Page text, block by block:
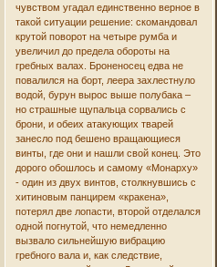
чувством угадал единственно верное в
такой ситуации решение: скомандовал
крутой поворот на четыре румба и
увеличил до предела обороты на
гребных валах. Броненосец едва не
повалился на борт, леера захлестнуло
водой, бурун вырос выше полубака –
но страшные щупальца сорвались с
брони, и обеих атакующих тварей
занесло под бешено вращающиеся
винты, где они и нашли свой конец. Это
дорого обошлось и самому «Монарху»
- один из двух винтов, столкнувшись с
хитиновым панцирем «кракена»,
потерял две лопасти, второй отделался
одной погнутой, что немедленно
вызвало сильнейшую вибрацию
гребного вала и, как следствие,